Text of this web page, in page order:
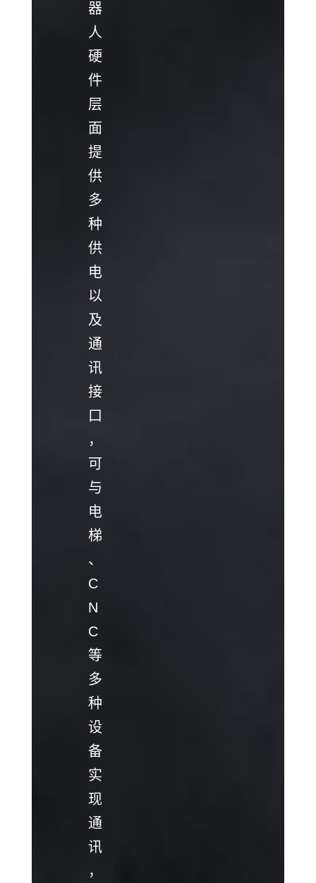
器
人
硬
件
层
面
提
供
多
种
供
电
以
及
通
讯
接
口
，
可
与
电
梯
、
C
N
C
等
多
种
设
备
实
现
通
讯
，